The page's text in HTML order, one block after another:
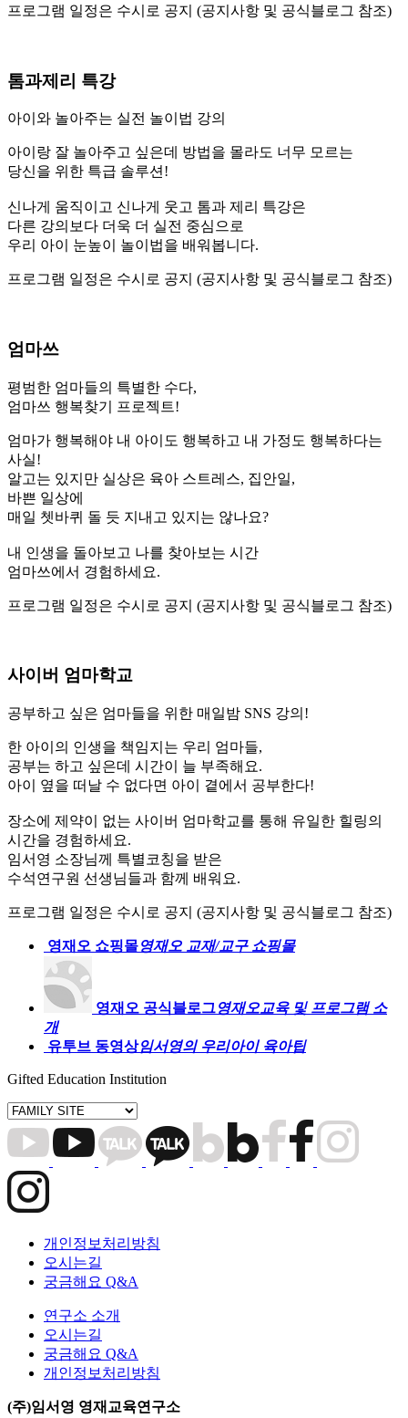
프로그램 일정은 수시로 공지 (공지사항 및 공식블로그 참조)
톰과제리 특강
아이와 놀아주는 실전 놀이법 강의
아이랑 잘 놀아주고 싶은데 방법을 몰라도 너무 모르는
당신을 위한 특급 솔루션!
신나게 움직이고 신나게 웃고 톰과 제리 특강은
다른 강의보다 더욱 더 실전 중심으로
우리 아이 눈높이 놀이법을 배워봅니다.
프로그램 일정은 수시로 공지 (공지사항 및 공식블로그 참조)
엄마쓰
평범한 엄마들의 특별한 수다,
엄마쓰 행복찾기 프로젝트!
엄마가 행복해야 내 아이도 행복하고 내 가정도 행복하다는
사실!
알고는 있지만 실상은 육아 스트레스, 집안일,
바쁜 일상에
매일 쳇바퀴 돌 듯 지내고 있지는 않나요?
내 인생을 돌아보고 나를 찾아보는 시간
엄마쓰에서 경험하세요.
프로그램 일정은 수시로 공지 (공지사항 및 공식블로그 참조)
사이버 엄마학교
공부하고 싶은 엄마들을 위한 매일밤 SNS 강의!
한 아이의 인생을 책임지는 우리 엄마들,
공부는 하고 싶은데 시간이 늘 부족해요.
아이 옆을 떠날 수 없다면 아이 곁에서 공부한다!
장소에 제약이 없는 사이버 엄마학교를 통해 유일한 힐링의
시간을 경험하세요.
임서영 소장님께 특별코칭을 받은
수석연구원 선생님들과 함께 배워요.
프로그램 일정은 수시로 공지 (공지사항 및 공식블로그 참조)
영재오 쇼핑몰영재오 교재/교구 쇼핑몰
영재오 공식블로그영재오교육 및 프로그램 소
개
유투브 동영상임서영의 우리아이 육아팁
Gifted Education Institution
개인정보처리방침
오시는길
궁금해요 Q&A
연구소 소개
오시는길
궁금해요 Q&A
개인정보처리방침
(주)임서영 영재교육연구소